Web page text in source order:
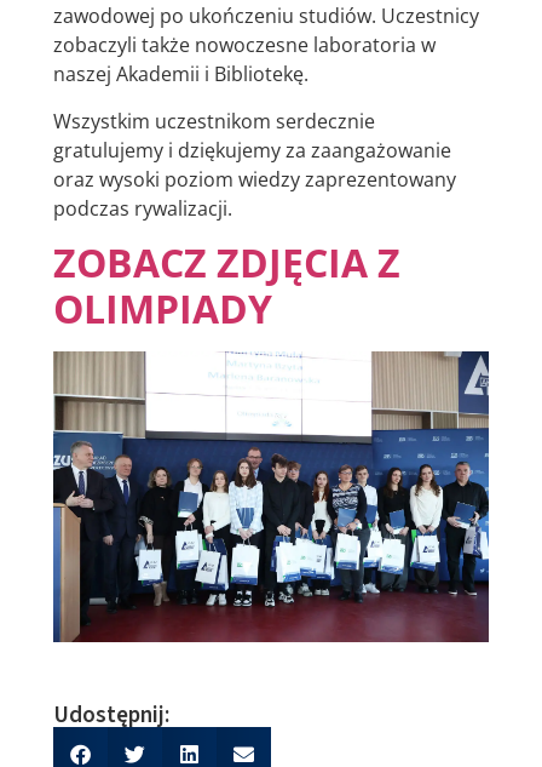
zawodowej po ukończeniu studiów. Uczestnicy
zobaczyli także nowoczesne laboratoria w
naszej Akademii i Bibliotekę.
Wszystkim uczestnikom serdecznie
gratulujemy i dziękujemy za zaangażowanie
oraz wysoki poziom wiedzy zaprezentowany
podczas rywalizacji.
ZOBACZ ZDJĘCIA Z
OLIMPIADY
Udostępnij: